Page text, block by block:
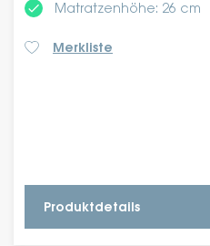
done Matratzenhöhe: 26 cm
Merkliste
Produktdetails